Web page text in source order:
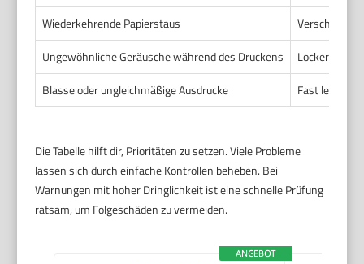
Wiederkehrende Papierstaus
Ungewöhnliche Geräusche während des Druckens
Lockere
Blasse oder ungleichmäßige Ausdrucke
Fast leerer
Die Tabelle hilft dir, Prioritäten zu setzen. Viele Probleme
lassen sich durch einfache Kontrollen beheben. Bei
Warnungen mit hoher Dringlichkeit ist eine schnelle Prüfung
ratsam, um Folgeschäden zu vermeiden.
ANGEBOT